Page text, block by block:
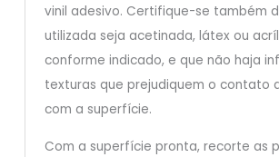
vinil adesivo. Certifique-se também
utilizada seja acetinada, látex ou
conforme indicado, e que não haja
texturas que prejudiquem o contato
com a superfície.
Com a superfície pronta, recorte as